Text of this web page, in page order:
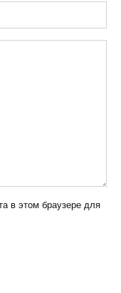
в этом браузере для